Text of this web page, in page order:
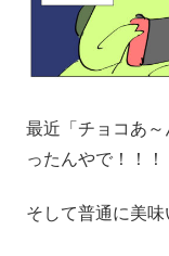
最近「チョコあ
ったんやで！！！
そして普通に美味